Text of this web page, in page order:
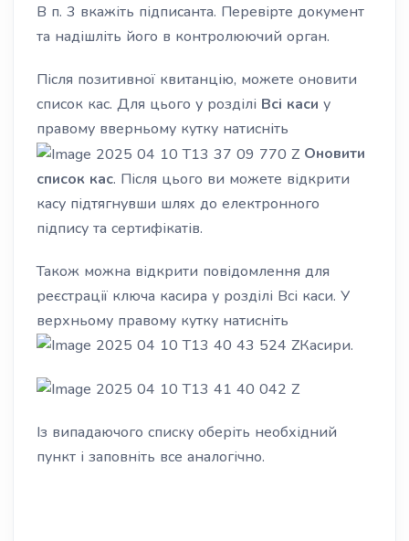
В п. 3 вкажіть підписанта. Перевірте документ
та надішліть його в контролюючий орган.
Після позитивної квитанцію, можете оновити
список кас. Для цього у розділі Всі каси у
правому вверньому кутку натисніть
Оновити
список кас. Після цього ви можете відкрити
касу підтягнувши шлях до електронного
підпису та сертифікатів.
Також можна відкрити повідомлення для
реєстрації ключа касира у розділі Всі каси. У
верхньому правому кутку натисніть
Касири.
Із випадаючого списку оберіть необхідний
пункт і заповніть все аналогічно.